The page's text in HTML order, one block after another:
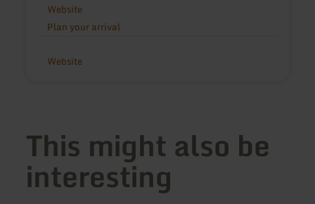
Website
Plan your arrival
Website
This might also be
interesting